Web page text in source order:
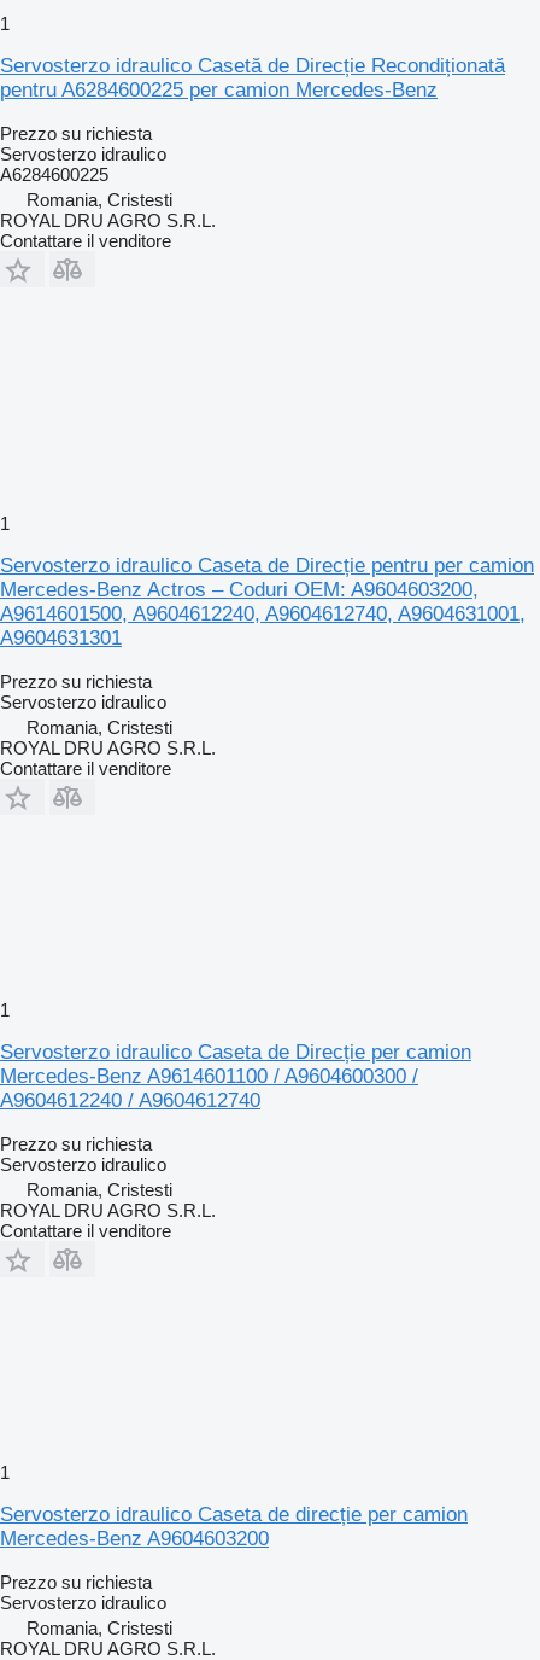
1
Servosterzo idraulico Casetă de Direcție Recondiționată
pentru A6284600225 per camion Mercedes-Benz
Prezzo su richiesta
Servosterzo idraulico
A6284600225
Romania, Cristesti
ROYAL DRU AGRO S.R.L.
Contattare il venditore
1
Servosterzo idraulico Caseta de Direcție pentru per camion
Mercedes-Benz Actros – Coduri OEM: A9604603200,
A9614601500, A9604612240, A9604612740, A9604631001,
A9604631301
Prezzo su richiesta
Servosterzo idraulico
Romania, Cristesti
ROYAL DRU AGRO S.R.L.
Contattare il venditore
1
Servosterzo idraulico Caseta de Direcție per camion
Mercedes-Benz A9614601100 / A9604600300 /
A9604612240 / A9604612740
Prezzo su richiesta
Servosterzo idraulico
Romania, Cristesti
ROYAL DRU AGRO S.R.L.
Contattare il venditore
1
Servosterzo idraulico Caseta de direcție per camion
Mercedes-Benz A9604603200
Prezzo su richiesta
Servosterzo idraulico
Romania, Cristesti
ROYAL DRU AGRO S.R.L.